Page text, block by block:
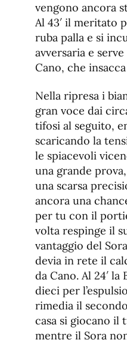
vengono ancora
Al 43′ il meritato
ruba palla e si
avversaria e
Cano, che
Nella ripresa i
gran voce dai
tifosi al seguito,
scaricando la
le spiacevoli
una grande
una scarsa
ancora una
per tu con il
volta respinge il
vantaggio del
devia in rete il
da Cano. Al 24′
dieci per
rimedia il
casa si giocano
mentre il Sora